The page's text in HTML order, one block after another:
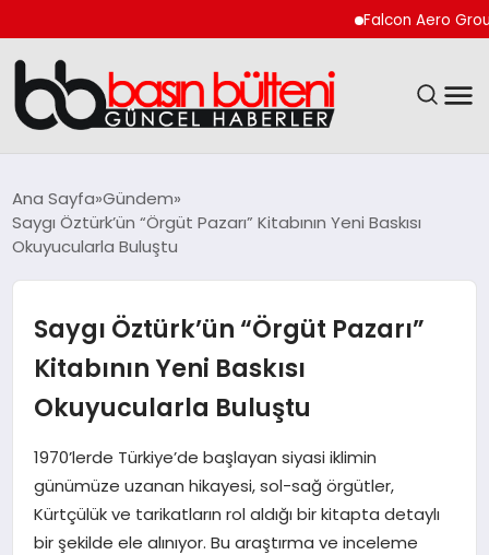
Falcon Aero Group,
GÜNCEL
MAGAZIN
SAĞLIK
SPOR
TEKNOLOJI
Ana Sayfa Gündem
Saygı Öztürk’ün “Örgüt Pazarı” Kitabının Yeni Baskısı
Okuyucularla Buluştu
Saygı Öztürk’ün “Örgüt Pazarı”
Kitabının Yeni Baskısı
Okuyucularla Buluştu
1970’lerde Türkiye’de başlayan siyasi iklimin
günümüze uzanan hikayesi, sol-sağ örgütler,
Kürtçülük ve tarikatların rol aldığı bir kitapta detaylı
bir şekilde ele alınıyor. Bu araştırma ve inceleme